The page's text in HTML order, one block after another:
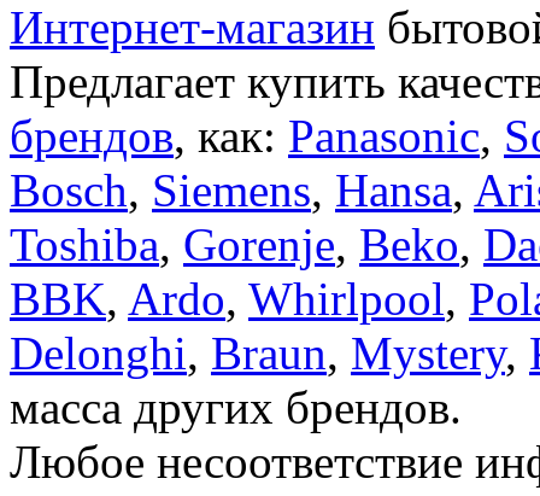
Интернет-магазин
Предлагает купить
брендов, как: Panasonic,
Bosch, Siemens, Hansa,
Toshiba, Gorenje, Beko,
BBK, Ardo, Whirlpool,
Delonghi, Braun, Mystery,
масса других брендов.
Любое несоответствие